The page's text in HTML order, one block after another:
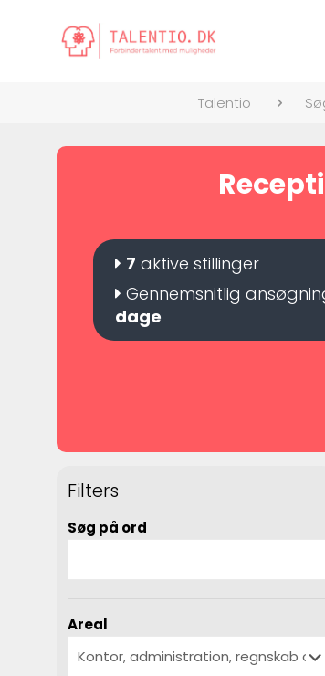
Talentio
7 aktive stillinger
Gennemsnitlig
dage
Filters
Søg på ord
Areal